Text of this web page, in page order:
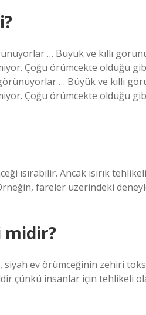
… Büyük ve kıllı
Çoğu örümcekte olduğu
… Büyük ve kıllı
Çoğu örümcekte olduğu
ısırabilir. Ancak ısırık
fareler üzerindeki
midir?
siyah ev örümceğinin zehiri
çünkü insanlar için tehlikeli